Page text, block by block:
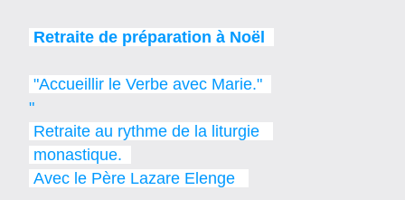
Retraite de préparation à Noël
"Accueillir le Verbe avec Marie."
"
Retraite au rythme de la liturgie
monastique.
Avec le Père Lazare Elenge